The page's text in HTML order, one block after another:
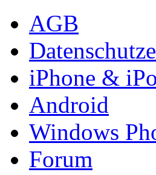
AGB
iPhone &
Android
Windows
Forum